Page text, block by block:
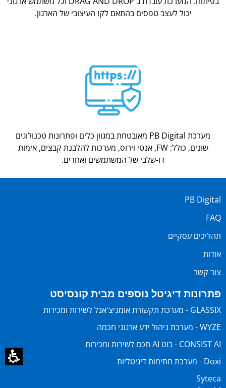
יכול לעצב טפסים בהתאם לקו העיצובי של הארגון.
מערכת PB Digital מאובטחת במגוון כלים ופתרונות טכנולוגים
שונים, כולל: FW, אנטי וירוס, מערכות להלבנת קבצים, אימות
דו-שלבי של המשתמשים ואחרים.
PB Digital
FAQ
תהליכים עסקיים
אודות
צור קשר
פתרונות דיגיטל נוספים מבית קונסיסט
GLASSIX - מערכת תקשורת אומניצ'אנל לשירות ומכירות
WYZE - מערכת ניהול ידע ארגוני חכמה
CONSIST AI - בוט AI חכם לשירות ומכירות
Doxi - מערכת חתימות דיגיטליות
Syteca